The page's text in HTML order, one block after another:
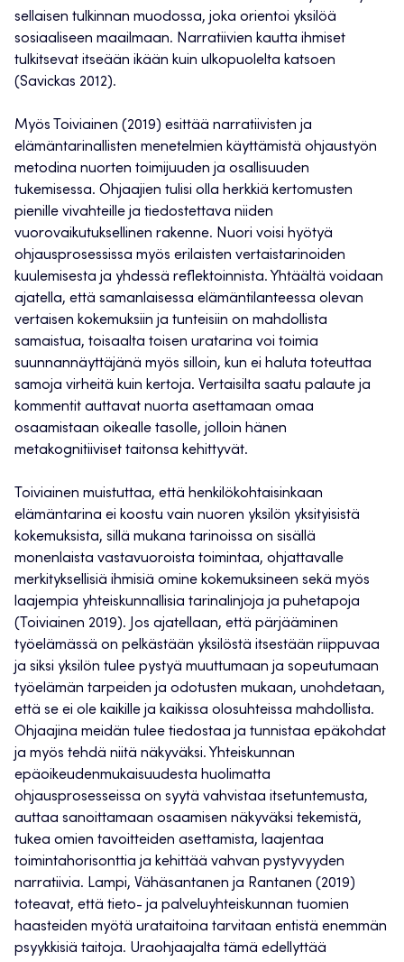
sellaisen tulkinnan muodossa, joka orientoi yksilöä
sosiaaliseen maailmaan. Narratiivien kautta ihmiset
tulkitsevat itseään ikään kuin ulkopuolelta katsoen
(Savickas 2012).
Myös Toiviainen (2019) esittää narratiivisten ja
elämäntarinallisten menetelmien käyttämistä ohjaustyön
metodina nuorten toimijuuden ja osallisuuden
tukemisessa. Ohjaajien tulisi olla herkkiä kertomusten
pienille vivahteille ja tiedostettava niiden
vuorovaikutuksellinen rakenne. Nuori voisi hyötyä
ohjausprosessissa myös erilaisten vertaistarinoiden
kuulemisesta ja yhdessä reflektoinnista. Yhtäältä voidaan
ajatella, että samanlaisessa elämäntilanteessa olevan
vertaisen kokemuksiin ja tunteisiin on mahdollista
samaistua, toisaalta toisen uratarina voi toimia
suunnannäyttäjänä myös silloin, kun ei haluta toteuttaa
samoja virheitä kuin kertoja. Vertaisilta saatu palaute ja
kommentit auttavat nuorta asettamaan omaa
osaamistaan oikealle tasolle, jolloin hänen
metakognitiiviset taitonsa kehittyvät.
Toiviainen muistuttaa, että henkilökohtaisinkaan
elämäntarina ei koostu vain nuoren yksilön yksityisistä
kokemuksista, sillä mukana tarinoissa on sisällä
monenlaista vastavuoroista toimintaa, ohjattavalle
merkityksellisiä ihmisiä omine kokemuksineen sekä myös
laajempia yhteiskunnallisia tarinalinjoja ja puhetapoja
(Toiviainen 2019). Jos ajatellaan, että pärjääminen
työelämässä on pelkästään yksilöstä itsestään riippuvaa
ja siksi yksilön tulee pystyä muuttumaan ja sopeutumaan
työelämän tarpeiden ja odotusten mukaan, unohdetaan,
että se ei ole kaikille ja kaikissa olosuhteissa mahdollista.
Ohjaajina meidän tulee tiedostaa ja tunnistaa epäkohdat
ja myös tehdä niitä näkyväksi. Yhteiskunnan
epäoikeudenmukaisuudesta huolimatta
ohjausprosesseissa on syytä vahvistaa itsetuntemusta,
auttaa sanoittamaan osaamisen näkyväksi tekemistä,
tukea omien tavoitteiden asettamista, laajentaa
toimintahorisonttia ja kehittää vahvan pystyvyyden
narratiivia. Lampi, Vähäsantanen ja Rantanen (2019)
toteavat, että tieto- ja palveluyhteiskunnan tuomien
haasteiden myötä urataitoina tarvitaan entistä enemmän
psyykkisiä taitoja. Uraohjaajalta tämä edellyttää